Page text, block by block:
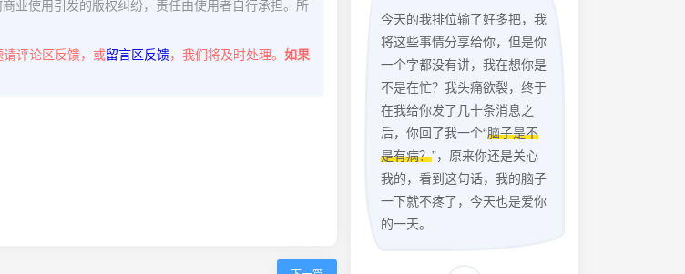
业使用引发的版权纠纷，责任由使用者自行承担。所
评论区反馈，或留言区反馈，我们将及时处理。 如果
今天的我排位输了好多把，我
将这些事情分享给你，但是你
一个字都没有讲，我在想你是
不是在忙？我头痛欲裂，终于
在我给你发了几十条消息之
后，你回了我一个“脑子是不
是有病？”，原来你还是关心
我的，看到这句话，我的脑子
一下就不疼了，今天也是爱你
的一天。